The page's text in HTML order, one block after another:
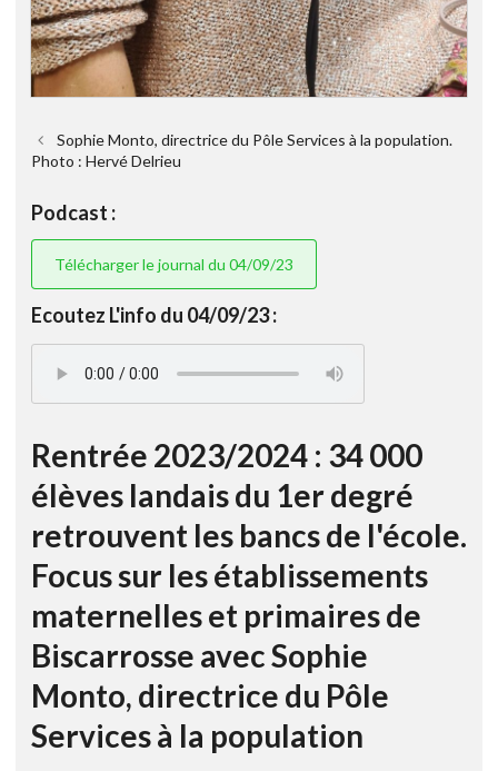
Sophie Monto, directrice du Pôle Services à la population.
Photo : Hervé Delrieu
Podcast :
Télécharger le journal du 04/09/23
Ecoutez L'info du 04/09/23 :
Rentrée 2023/2024 : 34 000
élèves landais du 1er degré
retrouvent les bancs de l'école.
Focus sur les établissements
maternelles et primaires de
Biscarrosse avec Sophie
Monto, directrice du Pôle
Services à la population